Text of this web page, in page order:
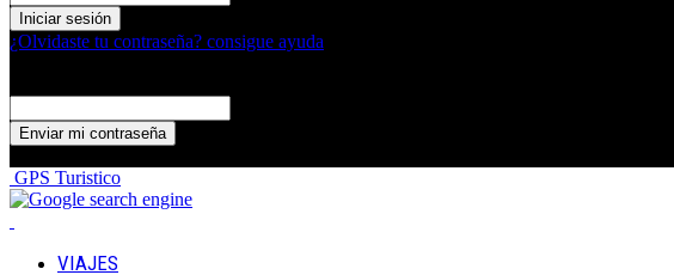
¿Olvidaste tu contraseña? consigue ayuda
GPS Turistico
VIAJES